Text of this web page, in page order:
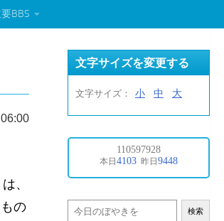
BBS
、
の
文字サイズを変更する
文字サイズ： 小 中 大
検索